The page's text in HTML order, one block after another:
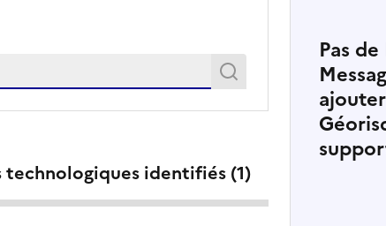
Rechercher
Recherche
technologiques identifiés (1)
Pas